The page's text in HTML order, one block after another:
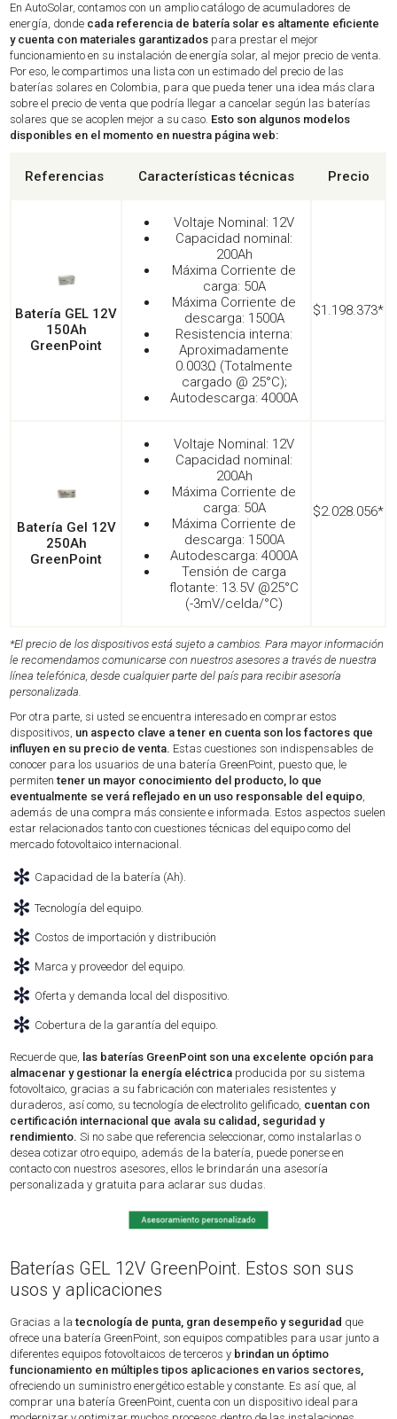
En AutoSolar, contamos con un amplio catálogo de acumuladores de
energía, donde cada referencia de batería solar es altamente eficiente
y cuenta con materiales garantizados para prestar el mejor
funcionamiento en su instalación de energía solar, al mejor precio de venta.
Por eso, le compartimos una lista con un estimado del precio de las
baterías solares en Colombia, para que pueda tener una idea más clara
sobre el precio de venta que podría llegar a cancelar según las baterías
solares que se acoplen mejor a su caso. Esto son algunos modelos
disponibles en el momento en nuestra página web:
Referencias Características técnicas Precio
Batería GEL 12V
150Ah
GreenPoint
Voltaje Nominal: 12V
Capacidad nominal:
200Ah
Máxima Corriente de
carga: 50A
Máxima Corriente de
descarga: 1500A
Resistencia interna:
Aproximadamente
0.003Ω (Totalmente
cargado @ 25°C);
Autodescarga: 4000A
$1.198.373*
Batería Gel 12V
250Ah
GreenPoint
Voltaje Nominal: 12V
Capacidad nominal:
200Ah
Máxima Corriente de
carga: 50A
Máxima Corriente de
descarga: 1500A
Autodescarga: 4000A
Tensión de carga
flotante: 13.5V @25°C
(-3mV/celda/°C)
$2.028.056*
*El precio de los dispositivos está sujeto a cambios. Para mayor información
le recomendamos comunicarse con nuestros asesores a través de nuestra
línea telefónica, desde cualquier parte del país para recibir asesoría
personalizada.
Por otra parte, si usted se encuentra interesado en comprar estos
dispositivos, un aspecto clave a tener en cuenta son los factores que
influyen en su precio de venta. Estas cuestiones son indispensables de
conocer para los usuarios de una batería GreenPoint, puesto que, le
permitentener un mayor conocimiento del producto, lo que
eventualmente se verá reflejado en un uso responsable del equipo,
además de una compra más consiente e informada. Estos aspectos suelen
estar relacionados tanto con cuestiones técnicas del equipo como del
mercado fotovoltaico internacional.
✻ Capacidad de la batería (Ah).
✻ Tecnología del equipo.
✻ Costos de importación y distribución
✻ Marca y proveedor del equipo.
✻ Oferta y demanda local del dispositivo.
✻ Cobertura de la garantía del equipo.
Recuerde que, las baterías GreenPoint son una excelente opción para
almacenar y gestionar la energía eléctrica producida por su sistema
fotovoltaico, gracias a su fabricación con materiales resistentes y
duraderos, así como, su tecnología de electrolito gelificado, cuentan con
certificación internacional que avala su calidad, seguridad y
rendimiento. Si no sabe que referencia seleccionar, como instalarlas o
desea cotizar otro equipo, además de la batería, puede ponerse en
contacto con nuestros asesores, ellos le brindarán una asesoría
personalizada y gratuita para aclarar sus dudas.
Baterías GEL 12V GreenPoint. Estos son sus
usos y aplicaciones
Gracias a latecnología de punta, gran desempeño y seguridad que
ofrece una batería GreenPoint, son equipos compatibles para usar junto a
diferentes equipos fotovoltaicos de terceros y brindan un óptimo
funcionamiento en múltiples tipos aplicaciones en varios sectores,
ofreciendo un suministro energético estable y constante. Es así que, al
comprar una batería GreenPoint, cuenta con un dispositivo ideal para